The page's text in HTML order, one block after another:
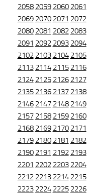
2058 2059 2060 2061
2069 2070 2071 2072
2080 2081 2082 2083
2091 2092 2093 2094
2102 2103 2104 2105
2113 2114 2115 2116
2124 2125 2126 2127
2135 2136 2137 2138
2146 2147 2148 2149
2157 2158 2159 2160
2168 2169 2170 2171
2179 2180 2181 2182
2190 2191 2192 2193
2201 2202 2203 2204
2212 2213 2214 2215
2223 2224 2225 2226